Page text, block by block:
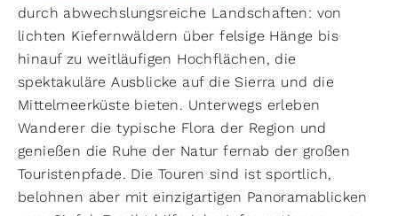
durch abwechslungsreiche Landschaften: von
lichten Kiefernwäldern über felsige Hänge bis
hinauf zu weitläufigen Hochflächen, die
spektakuläre Ausblicke auf die Sierra und die
Mittelmeerküste bieten. Unterwegs erleben
Wanderer die typische Flora der Region und
genießen die Ruhe der Natur fernab der großen
Touristenpfade. Die Touren sind ist sportlich,
belohnen aber mit einzigartigen Panoramablicken